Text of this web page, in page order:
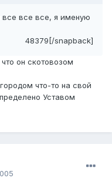
все все все, я именую
48379[/snapback]
он скотовозом
что-то на свой
Уставом